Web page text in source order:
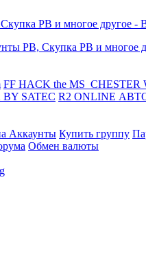
FF HACK the MS_CHESTER
SATEC R2 ONLINE
Аккаунты Купить группу
Обмен валюты